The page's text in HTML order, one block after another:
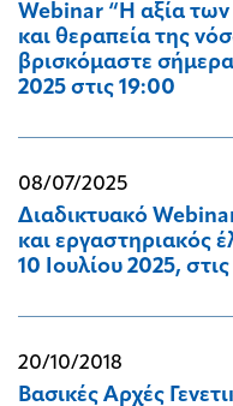
Webinar “Η αξία
και θεραπεία της
βρισκόμαστε
2025 στις 19:00
08/07/2025
Διαδικτυακό
και εργαστηριακός
10 Ιουλίου 2025,
20/10/2018
Βασικές Αρχές